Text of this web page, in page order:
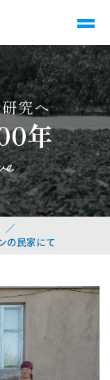
究へ
年
の民家にて